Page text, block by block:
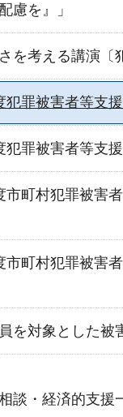
慮を』」
を考える講演〔
犯罪被害者等支
犯罪被害者等支
市町村犯罪被害
市町村犯罪被害
を対象とした被
談・経済的支援